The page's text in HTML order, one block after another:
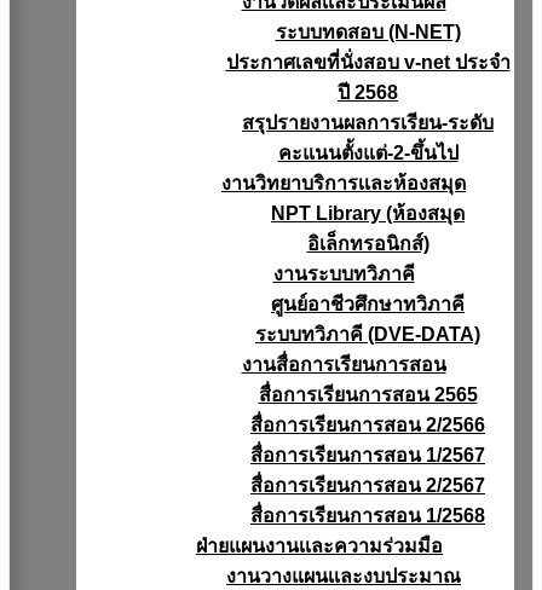
ระบบทดสอบ (N-NET)
ประกาศเลขที่นั่งสอบ v-net ประจำ
ปี 2568
สรุปรายงานผลการเรียน-ระดับ
คะแนนตั้งแต่-2-ขึ้นไป
งานวิทยาบริการเเละห้องสมุด
NPT Library (ห้องสมุด
อิเล็กทรอนิกส์)
งานระบบทวิภาคี
ศูนย์อาชีวศึกษาทวิภาคี
ระบบทวิภาคี (DVE-DATA)
งานสื่อการเรียนการสอน
สื่อการเรียนการสอน 2565
สื่อการเรียนการสอน 2/2566
สื่อการเรียนการสอน 1/2567
สื่อการเรียนการสอน 2/2567
สื่อการเรียนการสอน 1/2568
ฝ่ายแผนงานเเละความร่วมมือ
งานวางแผนเเละงบประมาณ